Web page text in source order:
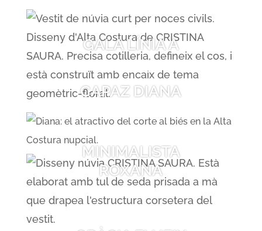
GALA LÍNIA A
CAPAZ DIANA
MINIMALISTA
ROXANA